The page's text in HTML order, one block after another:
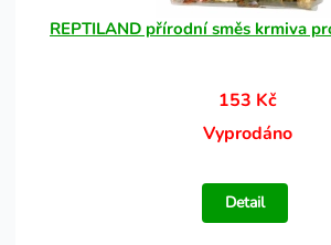
REPTILAND přírodní směs krmiva
153 Kč
Vyprodáno
Detail